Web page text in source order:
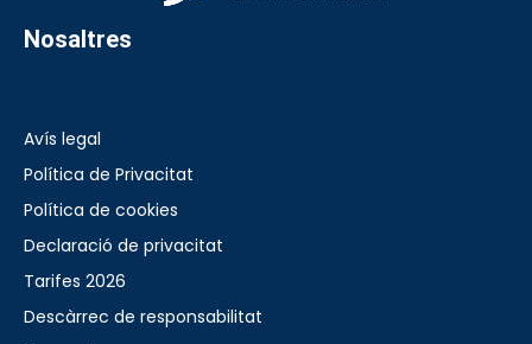
Nosaltres
Avís legal
Política de Privacitat
Política de cookies
Declaració de privacitat
Tarifes 2026
Descàrrec de responsabilitat